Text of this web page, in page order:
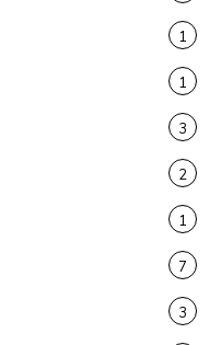
1
1
3
2
1
7
3